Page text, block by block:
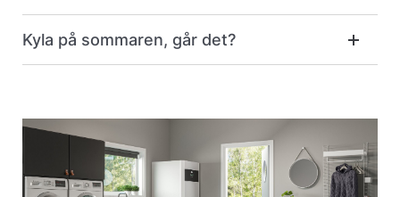
Kyla på sommaren, går det?